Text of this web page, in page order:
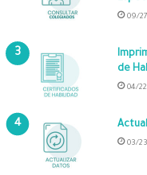
09/
de
04/
03/